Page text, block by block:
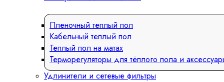
Пленочный теплый пол
Кабельный теплый пол
Теплый пол на матах
Терморегуляторы для тёплого пола и
Удлинители и сетевые фильтры